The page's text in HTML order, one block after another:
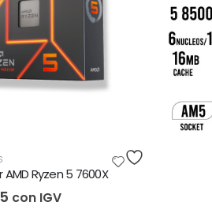
Ryzen 5 7600X
con IGV